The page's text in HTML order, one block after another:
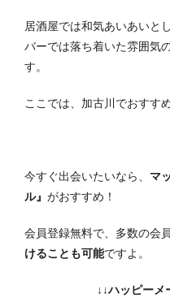
居酒屋では和気あいあいと
バーでは落ち着いた雰囲気
す。
ここでは、加古川でおすす
今すぐ出会いたいなら、 マ
ル』 がおすすめ！
会員登録無料で、多数の会
けることも可能ですよ。
↓↓ハッピーメ